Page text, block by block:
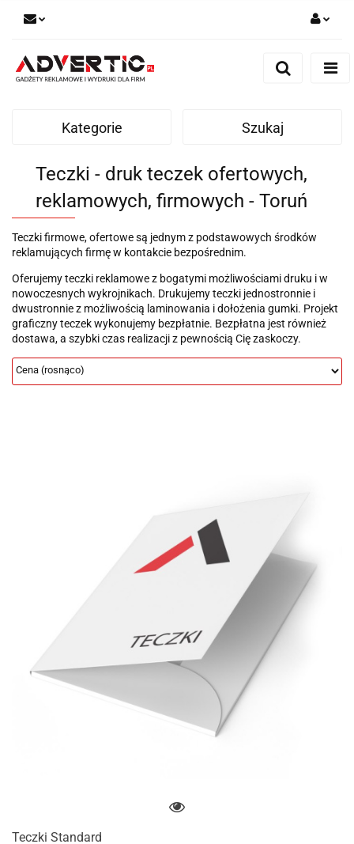
Zaloguj się
Zgody cookies
Kategorie Szukaj
Teczki - druk teczek ofertowych,
reklamowych, firmowych - Toruń
Teczki firmowe, ofertowe są jednym z podstawowych środków
reklamujących firmę w kontakcie bezpośrednim.
Oferujemy teczki reklamowe z bogatymi możliwościami druku i w
nowoczesnych wykrojnikach. Drukujemy teczki jednostronnie i
dwustronnie z możliwością laminowania i dołożenia gumki. Projekt
graficzny teczek wykonujemy bezpłatnie. Bezpłatna jest również
dostawa, a szybki czas realizacji z pewnością Cię zaskoczy.
Teczki Standard